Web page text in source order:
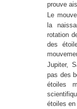
prouve
Le
la
rotation
des
Jupiter,
pas des
étoiles
étoiles en